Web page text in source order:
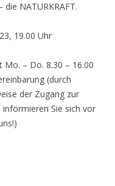
NATURKRAFT.
19.00 Uhr
Mo. – Do. 8.30 – 16.00
(durch
der Zugang zur
Sie sich vor